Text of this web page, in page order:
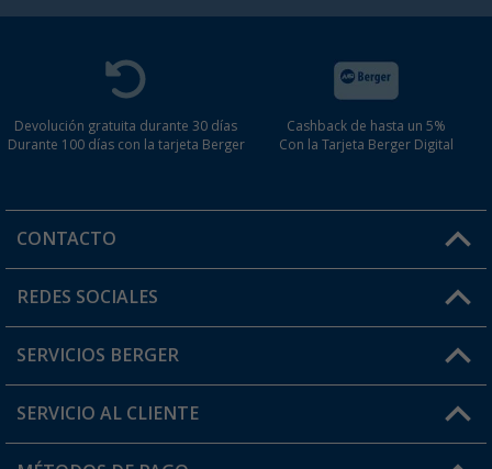
Devolución gratuita durante 30 días
Durante 100 días con la tarjeta Berger
Cashback de hasta un 5%
Con la Tarjeta Berger Digital
CONTACTO
Horario de atención al cliente:
¿Tienes alguna duda?
REDES SOCIALES
SERVICIOS BERGER
Conviértete en distribuidor
Mi cuenta
SERVICIO AL CLIENTE